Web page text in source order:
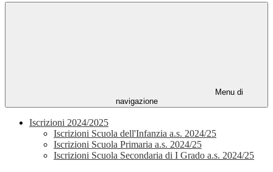
Menu di
navigazione
Iscrizioni 2024/2025
Iscrizioni Scuola dell'Infanzia a.s. 2024/25
Iscrizioni Scuola Primaria a.s. 2024/25
Iscrizioni Scuola Secondaria di I Grado a.s. 2024/25